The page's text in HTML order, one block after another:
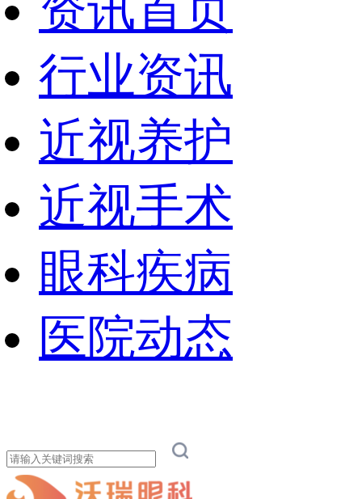
行业资讯
近视养护
近视手术
眼科疾病
医院动态